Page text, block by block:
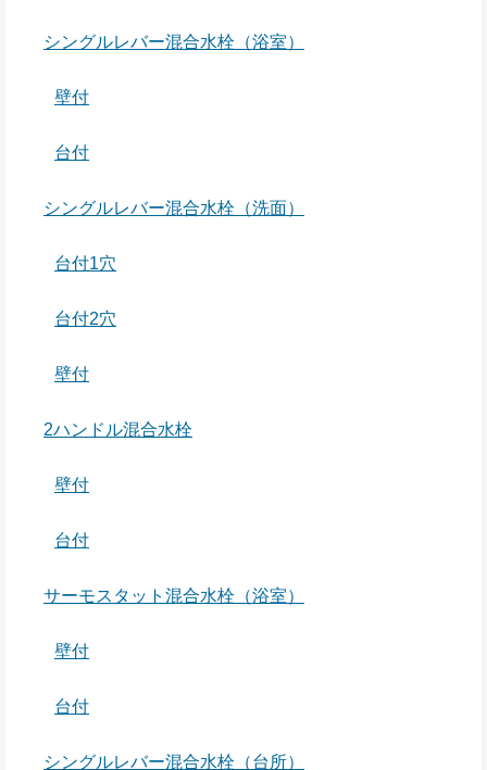
シングルレバー混合水栓（浴室）
壁付
台付
シングルレバー混合水栓（洗面）
台付1穴
台付2穴
壁付
2ハンドル混合水栓
壁付
台付
サーモスタット混合水栓（浴室）
壁付
台付
シングルレバー混合水栓（台所）